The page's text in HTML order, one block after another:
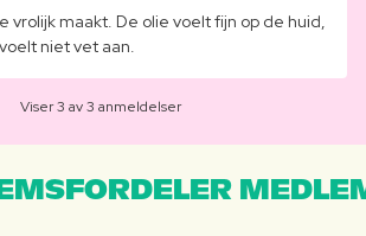
vrolijk maakt. De olie voelt fijn op de huid,
niet vet aan.
Viser 3 av 3 anmeldelser